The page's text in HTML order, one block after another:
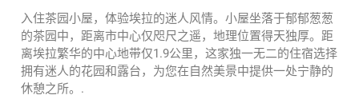
入住茶园小屋，体验埃拉的迷人风情。小屋坐落于郁郁葱葱
的茶园中，距离市中心仅咫尺之遥，地理位置得天独厚。距
离埃拉繁华的中心地带仅1.9公里，这家独一无二的住宿选择
拥有迷人的花园和露台，为您在自然美景中提供一处宁静的
休憩之所。.